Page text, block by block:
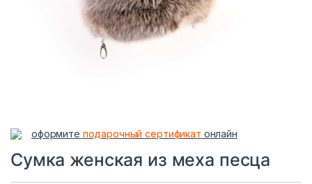
оформите подарочный сертификат онлайн
Сумка женская из меха песца